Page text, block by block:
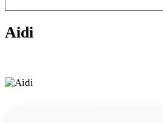
Aidi